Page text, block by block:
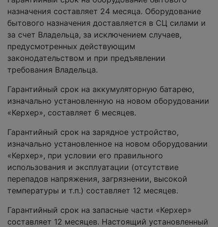
назначения составляет 24 месяца. Оборудование
бытового назначения доставляется в СЦ силами и
за счет Владельца, за исключением случаев,
предусмотренных действующим
законодательством и при предъявлении
требования Владельца.
Гарантийный срок на аккумуляторную батарею,
изначально установленную на новом оборудовании
«Керхер», составляет 6 месяцев.
Гарантийный срок на зарядное устройство,
изначально установленное на новом оборудовании
«Керхер», при условии его правильного
использования и эксплуатации (отсутствие
перепадов напряжения, загрязнении, высокой
температуры и т.п.) составляет 12 месяцев.
Гарантийный срок на запасные части «Керхер»
составляет 12 месяцев. Настоящий установленный